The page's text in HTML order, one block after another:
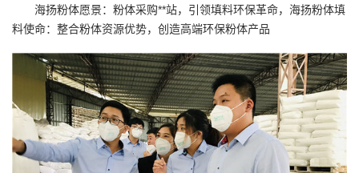
海扬粉体愿景：粉体采购**站，引领填料环保革命，海扬粉体填
料使命：整合粉体资源优势，创造高端环保粉体产品